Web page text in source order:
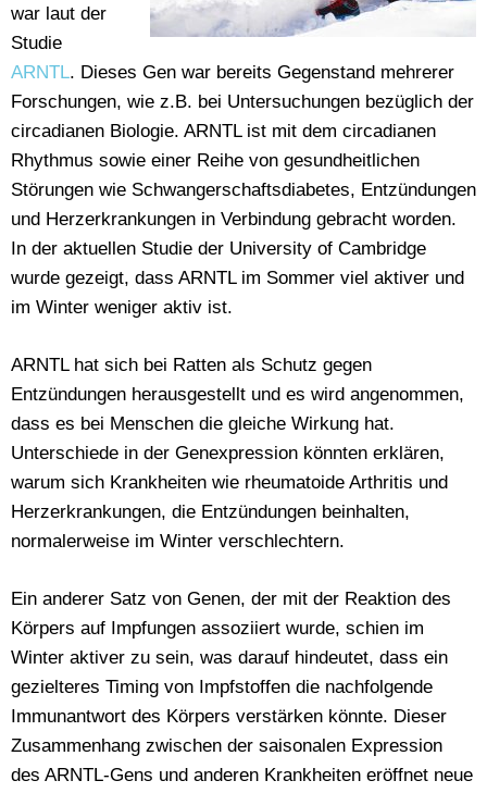
war laut der
Studie
ARNTL. Dieses Gen war bereits Gegenstand mehrerer
Forschungen, wie z.B. bei Untersuchungen bezüglich der
circadianen Biologie. ARNTL ist mit dem circadianen
Rhythmus sowie einer Reihe von gesundheitlichen
Störungen wie Schwangerschaftsdiabetes, Entzündungen
und Herzerkrankungen in Verbindung gebracht worden.
In der aktuellen Studie der University of Cambridge
wurde gezeigt, dass ARNTL im Sommer viel aktiver und
im Winter weniger aktiv ist.
ARNTL hat sich bei Ratten als Schutz gegen
Entzündungen herausgestellt und es wird angenommen,
dass es bei Menschen die gleiche Wirkung hat.
Unterschiede in der Genexpression könnten erklären,
warum sich Krankheiten wie rheumatoide Arthritis und
Herzerkrankungen, die Entzündungen beinhalten,
normalerweise im Winter verschlechtern.
Ein anderer Satz von Genen, der mit der Reaktion des
Körpers auf Impfungen assoziiert wurde, schien im
Winter aktiver zu sein, was darauf hindeutet, dass ein
gezielteres Timing von Impfstoffen die nachfolgende
Immunantwort des Körpers verstärken könnte. Dieser
Zusammenhang zwischen der saisonalen Expression
des ARNTL-Gens und anderen Krankheiten eröffnet neue